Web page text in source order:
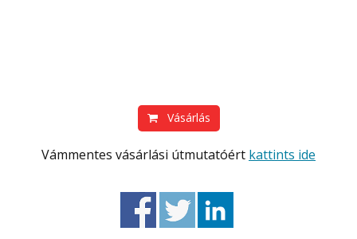
Vásárlás
Vámmentes vásárlási útmutatóért kattints ide